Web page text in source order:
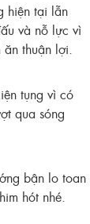
hiện tại lẫn
và nỗ lực vì
thuận lợi.
tụng vì có
qua sóng
bận lo toan
hót nhé.